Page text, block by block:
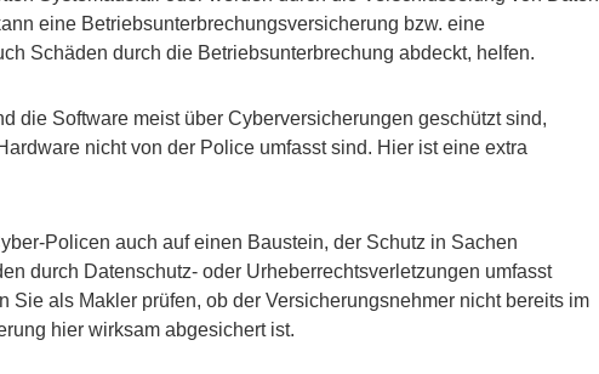
eine Betriebsunterbrechungsversicherung bzw. eine
Schäden durch die Betriebsunterbrechung abdeckt, helfen.
die Software meist über Cyberversicherungen geschützt sind,
nicht von der Police umfasst sind. Hier ist eine extra
Policen auch auf einen Baustein, der Schutz in Sachen
durch Datenschutz- oder Urheberrechtsverletzungen umfasst
Sie als Makler prüfen, ob der Versicherungsnehmer nicht bereits im
hier wirksam abgesichert ist.